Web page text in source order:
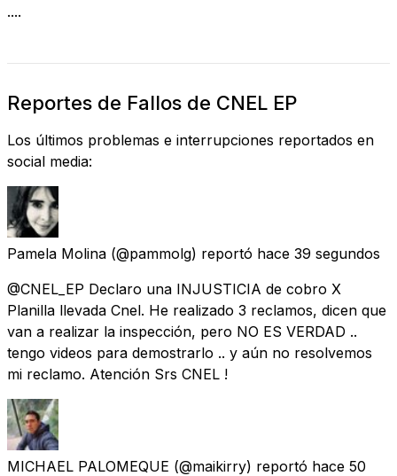
....
Reportes de Fallos de CNEL EP
Los últimos problemas e interrupciones reportados en
social media:
Pamela Molina (@pammolg) reportó hace 39 segundos
@CNEL_EP Declaro una INJUSTICIA de cobro X
Planilla llevada Cnel. He realizado 3 reclamos, dicen que
van a realizar la inspección, pero NO ES VERDAD ..
tengo videos para demostrarlo .. y aún no resolvemos
mi reclamo. Atención Srs CNEL !
MICHAEL PALOMEQUE (@maikirry) reportó hace 50